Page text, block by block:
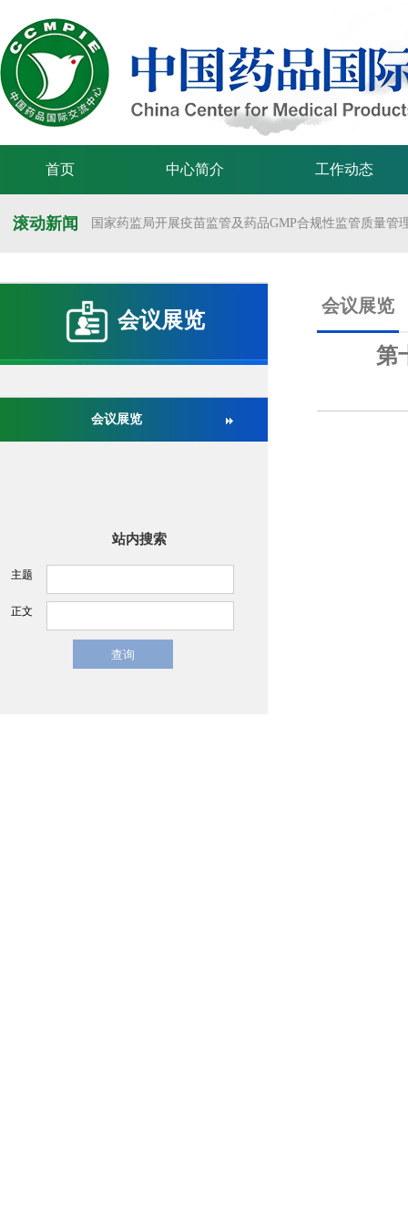
首页 中心简介 工作动态
滚动新闻 国家药监局开展疫苗监管及药品GMP合规性监管质量管
国家药监局药审中心关于发布《预防用mRNA疫苗临床
国家药监局药审中心关于发布《关于开发适宜药品包装
国家药监局 国家卫生健康委 国家中医药局 国家疾控局
关于举办第十六届中国医疗器械监督管理国际会议的通
会议展览
会议展览
站内搜索
主题
正文
会议展览
第